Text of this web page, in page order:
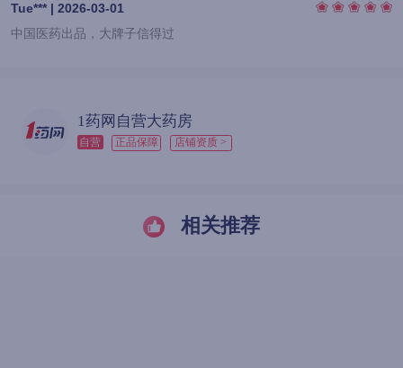
Tue*** | 2026-03-01
中国医药出品，大牌子信得过
1药网自营大药房
自营 正品保障 店铺资质 >
相关推荐